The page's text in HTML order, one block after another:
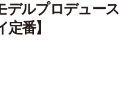
デルプロデュース
番】